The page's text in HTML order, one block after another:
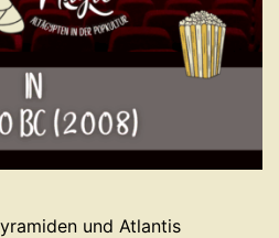
und Atlantis